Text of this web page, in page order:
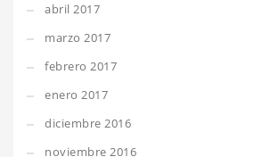
abril 2017
marzo 2017
febrero 2017
enero 2017
diciembre 2016
noviembre 2016